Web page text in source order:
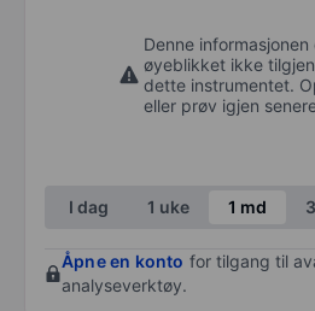
Denne informasjonen
øyeblikket ikke
dette instrumentet.
eller prøv igjen
I dag 1 uke 1 md
Åpne en konto for tilgang til
analyseverktøy.